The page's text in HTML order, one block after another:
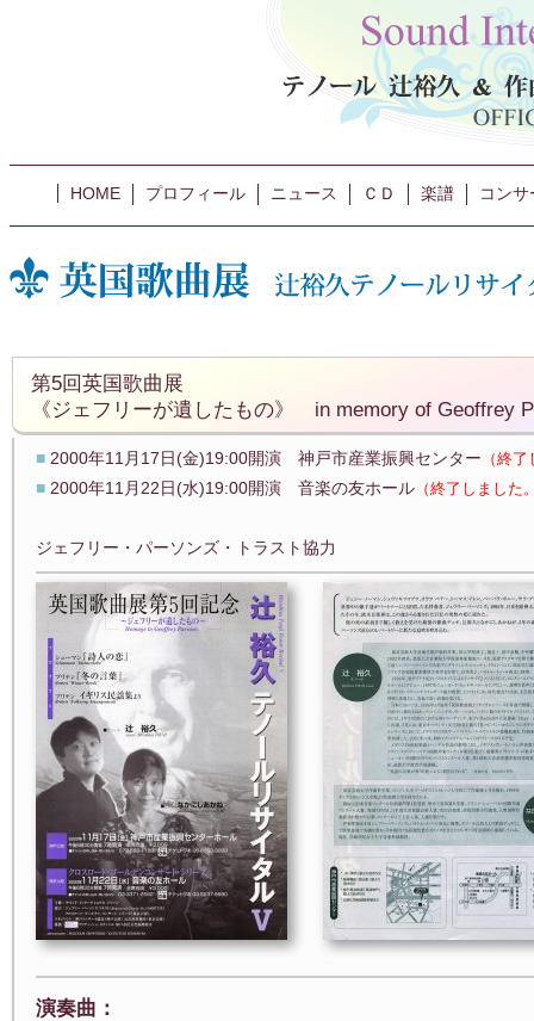
HOME プロフィール ニュース ＣＤ 楽譜 コン
第5回英国歌曲展
《ジェフリーが遺したもの》 in memory of Geoffrey
■ 2000年11月17日(金)19:00開演 神戸市産業振興センター （終
■ 2000年11月22日(水)19:00開演 音楽の友ホール （終了しまし
ジェフリー・パーソンズ・トラスト協力
演奏曲：